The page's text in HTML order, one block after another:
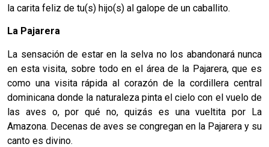
la carita feliz de tu(s) hijo(s) al galope de un caballito.
La Pajarera
La sensación de estar en la selva no los abandonará nunca
en esta visita, sobre todo en el área de la Pajarera, que es
como una visita rápida al corazón de la cordillera central
dominicana donde la naturaleza pinta el cielo con el vuelo de
las aves o, por qué no, quizás es una vueltita por La
Amazona. Decenas de aves se congregan en la Pajarera y su
canto es divino.